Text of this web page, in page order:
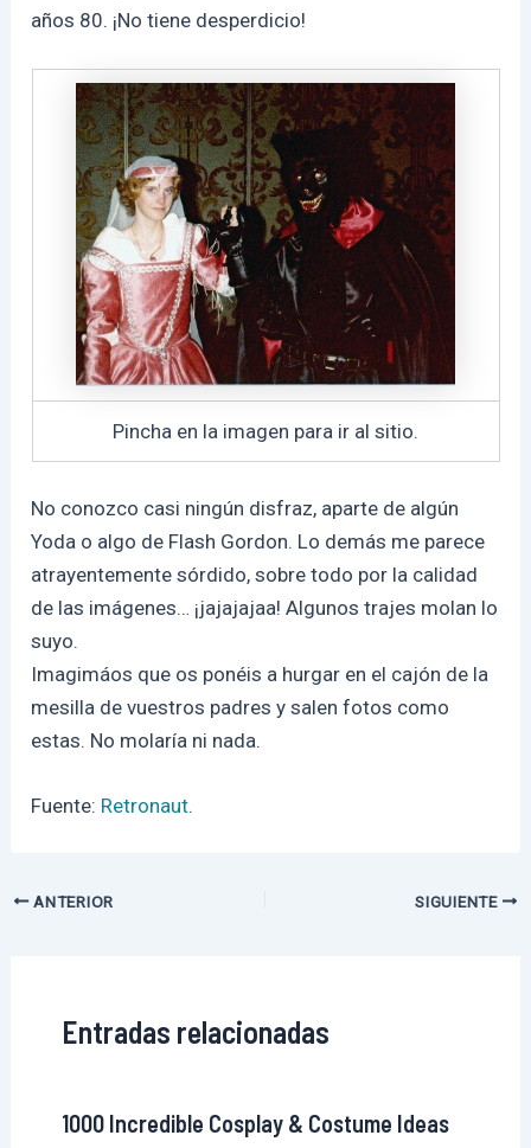
años 80. ¡No tiene desperdicio!
Pincha en la imagen para ir al sitio.
No conozco casi ningún disfraz, aparte de algún
Yoda o algo de Flash Gordon. Lo demás me parece
atrayentemente sórdido, sobre todo por la calidad
de las imágenes… ¡jajajajaa! Algunos trajes molan lo
suyo.
Imagimáos que os ponéis a hurgar en el cajón de la
mesilla de vuestros padres y salen fotos como
estas. No molaría ni nada.
Fuente: Retronaut.
Navegación
ANTERIOR SIGUIENTE
Entradas relacionadas
1000 Incredible Cosplay & Costume Ideas